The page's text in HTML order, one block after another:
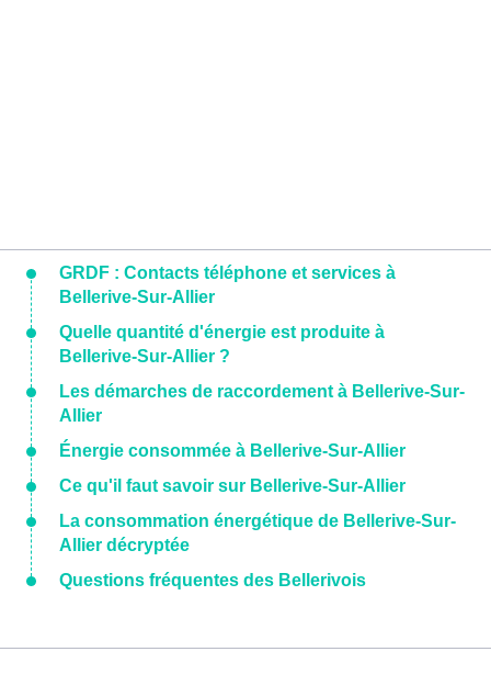
GRDF : Contacts téléphone et services à
Bellerive-Sur-Allier
Quelle quantité d'énergie est produite à
Bellerive-Sur-Allier ?
Les démarches de raccordement à Bellerive-Sur-
Allier
Énergie consommée à Bellerive-Sur-Allier
Ce qu'il faut savoir sur Bellerive-Sur-Allier
La consommation énergétique de Bellerive-Sur-
Allier décryptée
Questions fréquentes des Bellerivois